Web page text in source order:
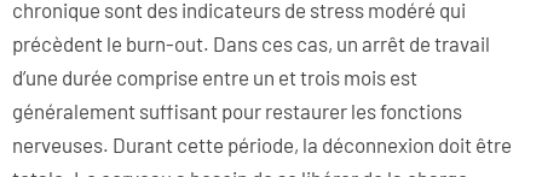
chronique sont des indicateurs de stress modéré qui
précèdent le burn-out. Dans ces cas, un arrêt de travail
d’une durée comprise entre un et trois mois est
généralement suffisant pour restaurer les fonctions
nerveuses. Durant cette période, la déconnexion doit être